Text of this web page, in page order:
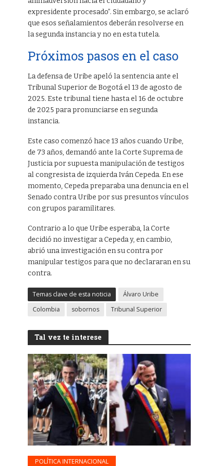
expresidente procesado”. Sin embargo, se aclaró
que esos señalamientos deberán resolverse en
la segunda instancia y no en esta tutela.
Próximos pasos en el caso
La defensa de Uribe apeló la sentencia ante el
Tribunal Superior de Bogotá el 13 de agosto de
2025. Este tribunal tiene hasta el 16 de octubre
de 2025 para pronunciarse en segunda
instancia.
Este caso comenzó hace 13 años cuando Uribe,
de 73 años, demandó ante la Corte Suprema de
Justicia por supuesta manipulación de testigos
al congresista de izquierda Iván Cepeda. En ese
momento, Cepeda preparaba una denuncia en el
Senado contra Uribe por sus presuntos vínculos
con grupos paramilitares.
Contrario a lo que Uribe esperaba, la Corte
decidió no investigar a Cepeda y, en cambio,
abrió una investigación en su contra por
manipular testigos para que no declararan en su
contra.
Temas clave de esta noticia
Álvaro Uribe
Colombia
sobornos Tribunal Superior
Tal vez te interese
POLÍTICA INTERNACIONAL